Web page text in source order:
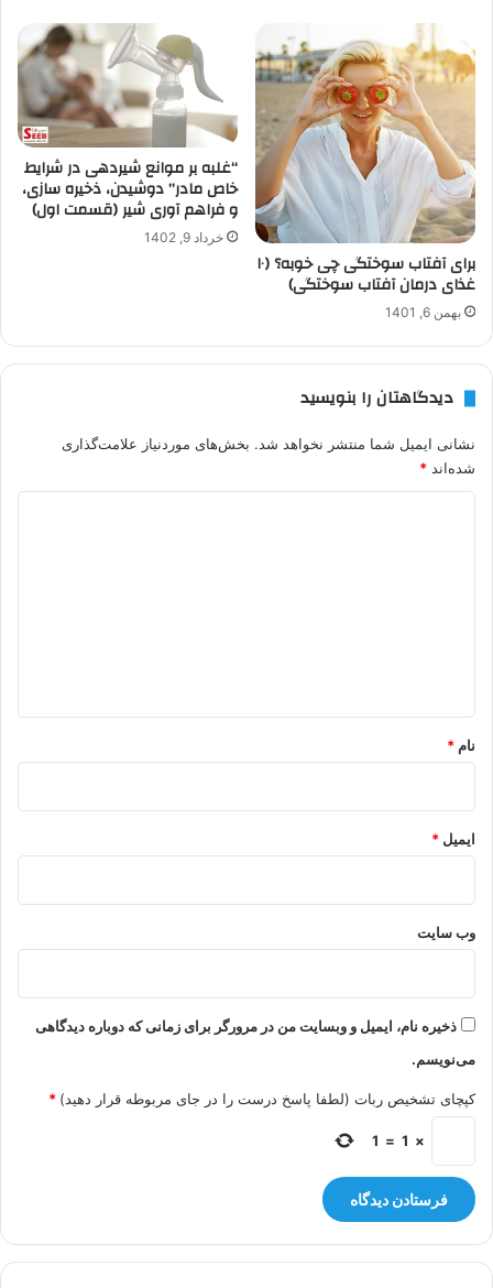
برای آفتاب سوختگی چی خوبه؟ (۱۰
غذای درمان آفتاب سوختگی)
بهمن 6, 1401
“غلبه بر موانع شیردهی در شرایط
خاص مادر” دوشیدن، ذخیره سازی،
و فراهم آوری شیر (قسمت اول)
خرداد 9, 1402
دیدگاهتان را بنویسید
نشانی ایمیل شما منتشر نخواهد شد. بخش‌های موردنیاز علامت‌گذاری
شده‌اند *
نام *
ایمیل *
وب‌ سایت
ذخیره نام، ایمیل و وبسایت من در مرورگر برای زمانی که دوباره دیدگاهی
می‌نویسم.
کپچای تشخیص ربات (لطفا پاسخ درست را در جای مربوطه قرار دهید) *
×
1
=
1